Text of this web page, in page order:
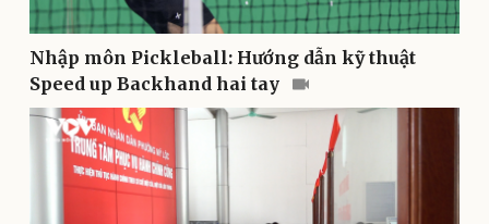
Pháp luật
Tin nóng
Tư vấn luật
Quân sự - Quốc phòng
Việt Nam
Phân tích
Nhập môn Pickleball: Hướng dẫn kỹ thuật
Speed up Backhand hai tay